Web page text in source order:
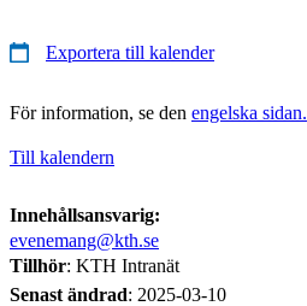
Exportera till kalender
För information, se den engelska sidan.
Till kalendern
Innehållsansvarig:
evenemang@kth.se
Tillhör: KTH Intranät
Senast ändrad: 2025-03-10